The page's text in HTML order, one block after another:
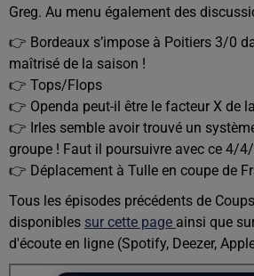
Greg. Au menu également des
👉 Bordeaux s’impose à Poitiers 3/0
maîtrisé de la saison !
👉 Tops/Flops
👉 Openda peut-il être le facteur X de
👉 Irles semble avoir trouvé un
groupe ! Faut il poursuivre avec ce 4/
👉 Déplacement à Tulle en coupe de
Tous les épisodes précédents de
disponibles sur cette page ainsi que
d'écoute en ligne (Spotify, Deezer,